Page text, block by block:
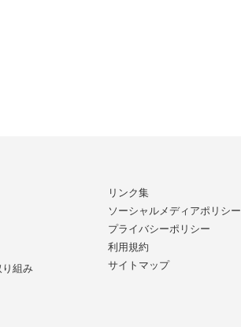
り組み
リンク集
ソーシャルメディアポリシー
プライバシーポリシー
利用規約
サイトマップ